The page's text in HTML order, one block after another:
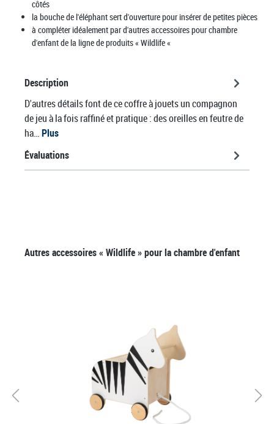
côtés
la bouche de l'éléphant sert d'ouverture pour insérer de petites pièces
à compléter idéalement par d'autres accessoires pour chambre
d'enfant de la ligne de produits « Wildlife «
Description
D'autres détails font de ce coffre à jouets un compagnon
de jeu à la fois raffiné et pratique : des oreilles en feutre de
ha…Plus
Évaluations
Ignorer la galerie de produits
Autres accessoires « Wildlife » pour la chambre d'enfant